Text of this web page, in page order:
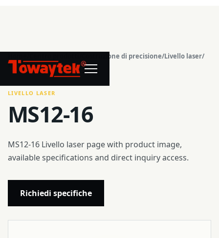
®
Costruzione di precisione/Livello laser/
MS12-16
LIVELLO LASER
MS12-16
MS12-16 Livello laser page with product image,
available specifications and direct inquiry access.
Richiedi specifiche